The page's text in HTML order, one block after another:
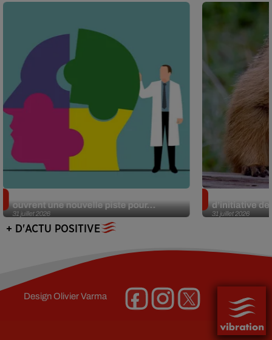
31 juillet 2026
ouvrent une nouvelle piste pour...
31 juillet 2026
d’initiative
+ D'ACTU POSITIVE
DesignOlivier Varma